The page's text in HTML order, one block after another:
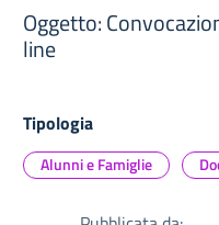
Oggetto:
line
Tipologia
Alunni e Famiglie